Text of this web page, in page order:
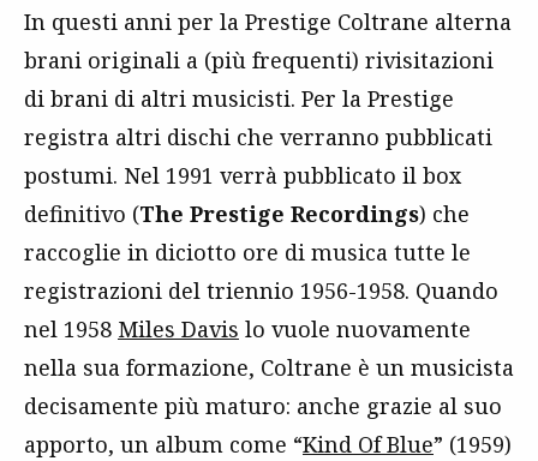
In questi anni per la Prestige Coltrane alterna
brani originali a (più frequenti) rivisitazioni
di brani di altri musicisti. Per la Prestige
registra altri dischi che verranno pubblicati
postumi. Nel 1991 verrà pubblicato il box
definitivo (The Prestige Recordings) che
raccoglie in diciotto ore di musica tutte le
registrazioni del triennio 1956-1958. Quando
nel 1958 Miles Davis lo vuole nuovamente
nella sua formazione, Coltrane è un musicista
decisamente più maturo: anche grazie al suo
apporto, un album come “Kind Of Blue” (1959)